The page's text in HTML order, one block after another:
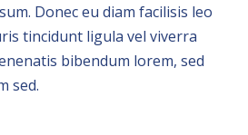
Donec eu diam facilisis leo
tincidunt ligula vel viverra
bibendum lorem, sed
sed.